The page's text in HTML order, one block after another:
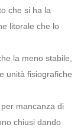
che si ha la
litorale che lo
la meno stabile,
unità fisiografiche
mancanza di
chiusi dando